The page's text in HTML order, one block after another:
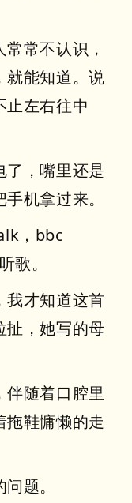
常不认识，
就能知道。说
止左右往中
了，嘴里还是
机拿过来。
，bbc
歌。
我才知道这首
扯，她写的母
随着口腔里
鞋慵懒的走
题。